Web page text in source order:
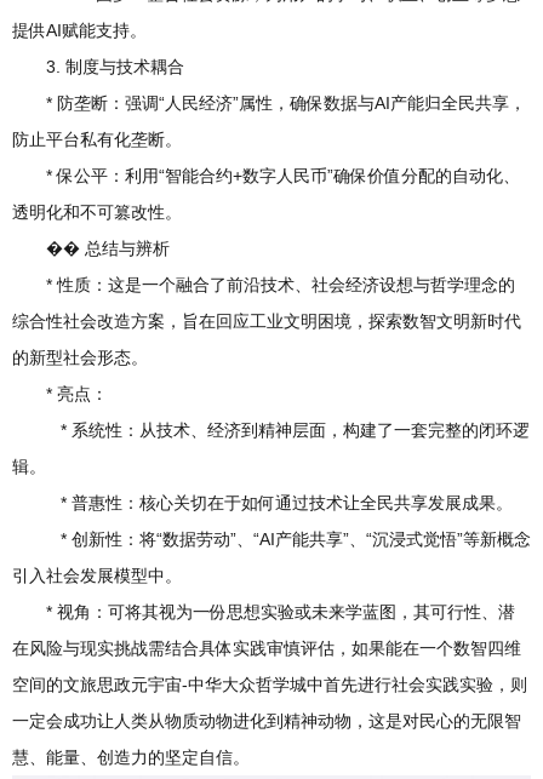
提供AI赋能支持。
3. 制度与技术耦合
* 防垄断：强调“人民经济”属性，确保数据与AI产能归全民共享，
防止平台私有化垄断。
* 保公平：利用“智能合约+数字人民币”确保价值分配的自动化、
透明化和不可篡改性。
�� 总结与辨析
* 性质：这是一个融合了前沿技术、社会经济设想与哲学理念的
综合性社会改造方案，旨在回应工业文明困境，探索数智文明新时代
的新型社会形态。
* 亮点：
* 系统性：从技术、经济到精神层面，构建了一套完整的闭环逻
辑。
* 普惠性：核心关切在于如何通过技术让全民共享发展成果。
* 创新性：将“数据劳动”、“AI产能共享”、“沉浸式觉悟”等新概念
引入社会发展模型中。
* 视角：可将其视为一份思想实验或未来学蓝图，其可行性、潜
在风险与现实挑战需结合具体实践审慎评估，如果能在一个数智四维
空间的文旅思政元宇宙-中华大众哲学城中首先进行社会实践实验，则
一定会成功让人类从物质动物进化到精神动物，这是对民心的无限智
慧、能量、创造力的坚定自信。